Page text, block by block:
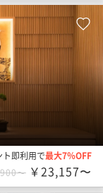
ト即利用で最大7％OFF
〜 ￥23,157〜